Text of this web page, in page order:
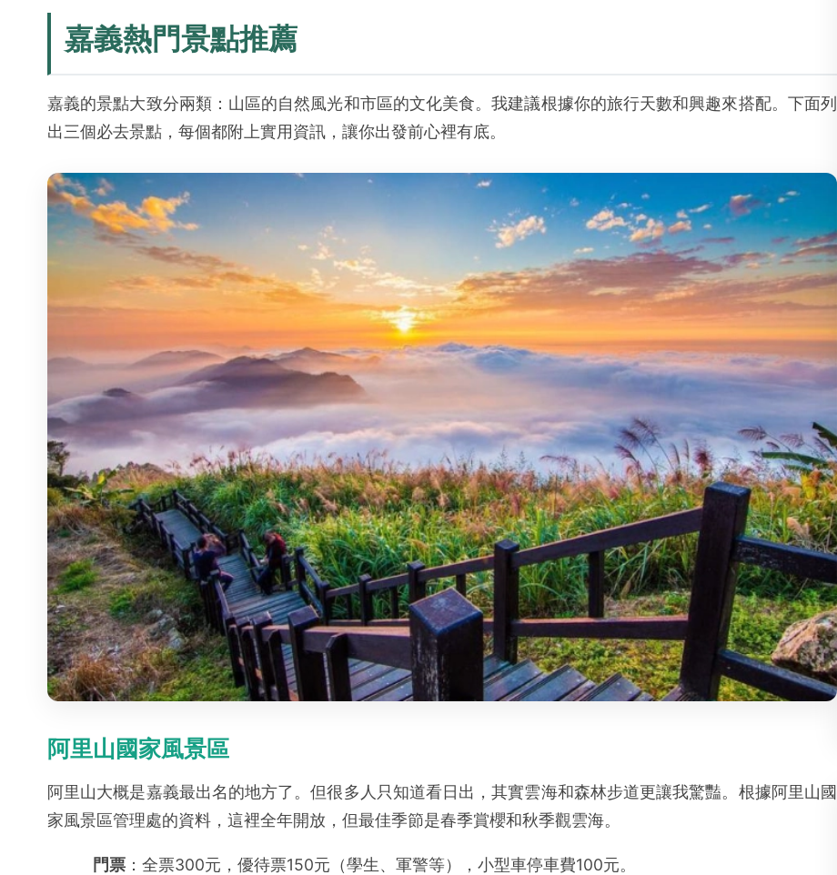
嘉義熱門景點推薦
嘉義的景點大致分兩類：山區的自然風光和市區的文化美食。我建議根據你的旅行天數和興趣來搭配。下面列
出三個必去景點，每個都附上實用資訊，讓你出發前心裡有底。
阿里山國家風景區
阿里山大概是嘉義最出名的地方了。但很多人只知道看日出，其實雲海和森林步道更讓我驚豔。根據阿里山國
家風景區管理處的資料，這裡全年開放，但最佳季節是春季賞櫻和秋季觀雲海。
門票 ：全票300元，優待票150元（學生、軍警等），小型車停車費100元。